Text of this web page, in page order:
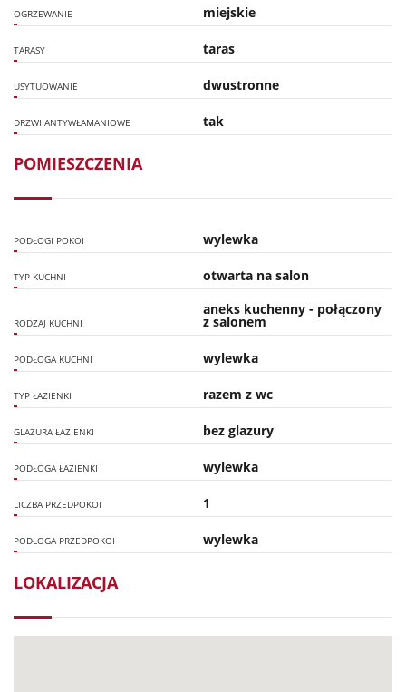
OGRZEWANIE miejskie
TARASY taras
USYTUOWANIE dwustronne
DRZWI ANTYWŁAMANIOWE tak
POMIESZCZENIA
PODŁOGI POKOI wylewka
TYP KUCHNI otwarta na salon
RODZAJ KUCHNI
aneks kuchenny - połączony
z salonem
PODŁOGA KUCHNI wylewka
TYP ŁAZIENKI razem z wc
GLAZURA ŁAZIENKI bez glazury
PODŁOGA ŁAZIENKI wylewka
LICZBA PRZEDPOKOI 1
PODŁOGA PRZEDPOKOI wylewka
LOKALIZACJA